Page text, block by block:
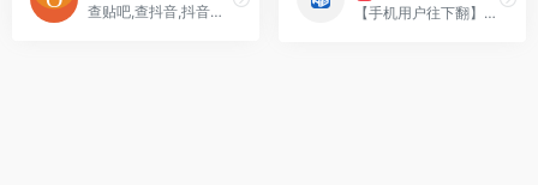
查贴吧,查抖音,抖音无水印解析下载,贴吧发言查询器,最新贴吧查发言,贴吧工具查回帖,查贴吧关注,网易云用户,查朋友圈分享音乐的网易云用户账号,查网易,网易云查询分析工具 【手机用户往下翻】腾讯哈勃分析系统微步在线云沙箱WEBDIR+拒绝勒索软件